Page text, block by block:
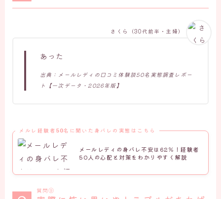
あった
出典：メールレディの口コミ体験談50名実態調査レポー
ト【一次データ・2026年版】
さくら（30代前半・主婦）
メルレ経験者50名に聞いた身バレの実態はこちら
メールレディの身バレ不安は62％！経験者
50人の心配と対策をわかりやすく解説
質問⑨